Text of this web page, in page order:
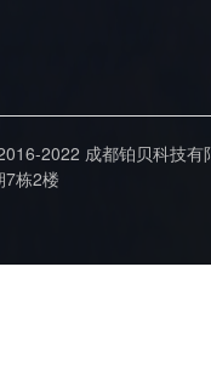
2022 成都铂贝科技
7栋2楼